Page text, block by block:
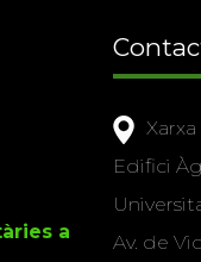
a
Edifici
Av. de